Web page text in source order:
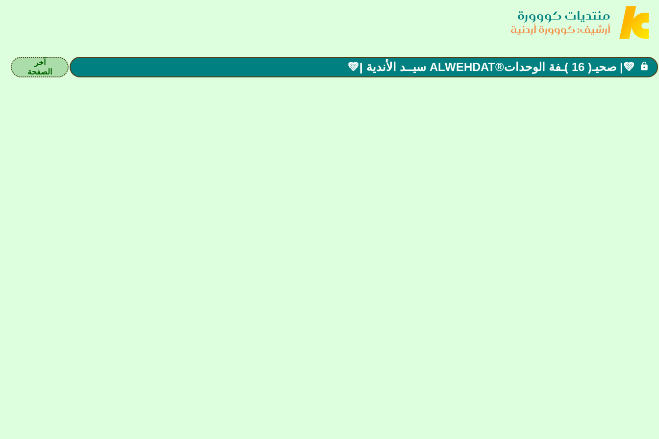
منتديات كووورة
أرشيف: كووورة أردنية
 💚| صحيـ( 16 )ـفة الوحدات®ALWEHDAT سيــد الأندية |💚
آخر
الصفحة